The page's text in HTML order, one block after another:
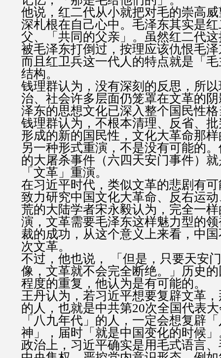
他说，红二代从小就把对毛的崇高
深札根在自己心中。毛泽东其实是
父、「共同的父亲」。虽然红二代
被毛泽东打倒过，按理应该仇恨毛
而且红卫兵这一代人的特点就是「
结构。
钱理群认为，没有深刻的反思，所
治、社会许多层面仍笼罩在文革的
泽东的思想文化已深入整个国民性
钱理群认为，不根本清理、反省、
形成的新的国民性，文化大革命那
另一种形式重演，不是没有可能的
的大屠杀事件（六四天安门事件）
「文革」重演。
在习近平时代，类似文革的悲剧有
致力研究中国文化大革命、反右运
荒的大陆学者宋永毅认为，完全一
演，文革需要毛泽东这样魅力型的
裁的成功，从这个意义上来看，中
次文革。
不过，他也说， 「但是，只要天安
像，文革就不会完全断绝。」历史
程度的重复，他认为是有可能的。
王丹认为，若习近平想要复辟文革
的人，也就是中共第20次全国代表
「八九年代」的人，一定会想复辟
神」，届时「就是中国变化的时候
政治上，习近平确实是用毛式语言